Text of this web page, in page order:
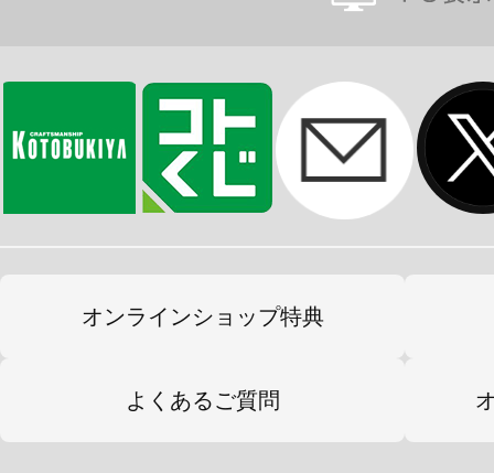
く、支援突撃砲への組み換えも可能
多重軸関節に変更。可動範囲と強度
に太腿ロール関節の追加により、表
になりました。
・足首可動の再設計と全高の調整を
・腕部肘関節の再設計により、背面
オンラインショップ特典
よくあるご質問